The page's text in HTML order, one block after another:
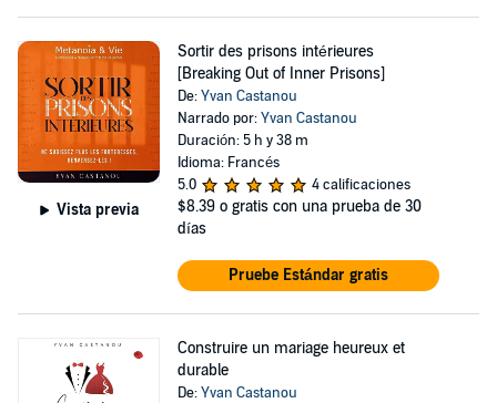
Vista previa
Sortir des prisons intérieures
[Breaking Out of Inner Prisons]
De:Yvan Castanou
Narrado por:Yvan Castanou
Duración: 5 h y 38 m
Idioma: Francés
5.0
4 calificaciones
$8.39 o gratis con una prueba de 30
días
Pruebe Estándar gratis
Construire un mariage heureux et
durable
De:Yvan Castanou